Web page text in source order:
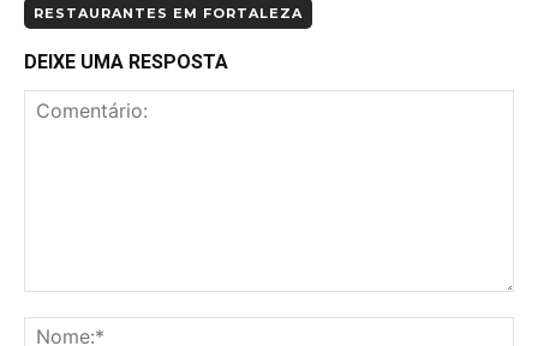
RESTAURANTES EM FORTALEZA
DEIXE UMA RESPOSTA